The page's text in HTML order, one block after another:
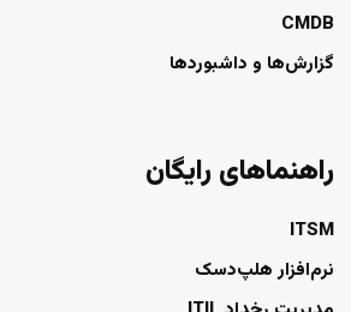
CMDB
گزارش‌ها و داشبوردها
راهنماهای رایگان
ITSM
نرم‌افزار هلپ‌دسک